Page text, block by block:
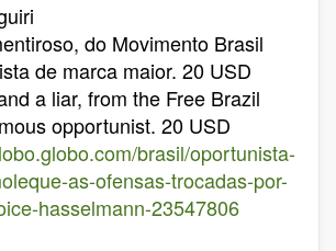
do Movimento Brasil
de marca maior. 20 USD
a liar, from the Free Brazil
opportunist. 20 USD
brasil/oportunista-
as-ofensas-trocadas-por-
hasselmann-23547806